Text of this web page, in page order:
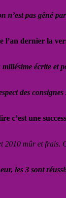
pas gêné
l’an dernier la
écrite et
des consignes
c’est une
2010 mûr et frais.
les 3 sont